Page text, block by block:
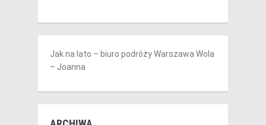
Jak na lato – biuro podróży Warszawa Wola
– Joanna